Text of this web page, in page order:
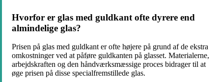
Hvorfor er glas med guldkant ofte dyrere end
almindelige glas?
Prisen på glas med guldkant er ofte højere på grund af de ekstra
omkostninger ved at påføre guldkanten på glasset. Materialerne,
arbejdskraften og den håndværksmæssige proces bidrager til at
øge prisen på disse specialfremstillede glas.